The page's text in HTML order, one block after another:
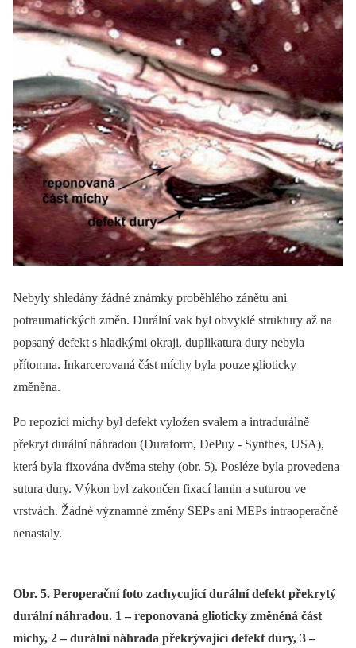
Nebyly shledány žádné známky proběhlého zánětu ani
potraumatických změn. Durální vak byl obvyklé struktury až na
popsaný defekt s hladkými okraji, duplikatura dury nebyla
přítomna. Inkarcerovaná část míchy byla pouze glioticky
změněna.
Po repozici míchy byl defekt vyložen svalem a intradurálně
překryt durální náhradou (Duraform, DePuy ‑⁠ Synthes, USA),
která byla fixována dvěma stehy (obr. 5). Posléze byla provedena
sutura dury. Výkon byl zakončen fixací lamin a suturou ve
vrstvách. Žádné významné změny SEPs ani MEPs intraoperačně
nenastaly.
Obr. 5. Peroperační foto zachycující durální defekt překrytý
durální náhradou. 1 – reponovaná glioticky změněná část
míchy, 2 – durální náhrada překrývající defekt dury, 3 –